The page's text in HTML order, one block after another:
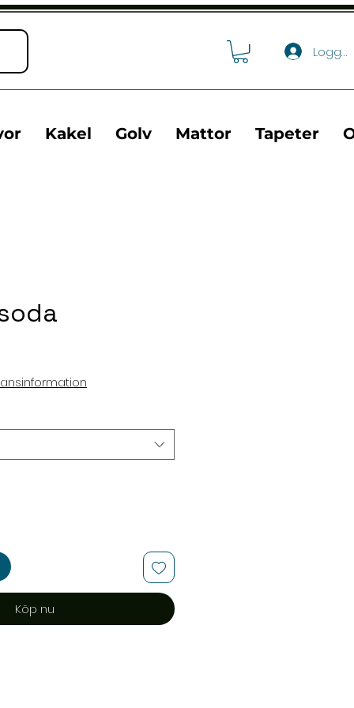
Kakel Golv Mattor Tapeter
Logga
Köp nu